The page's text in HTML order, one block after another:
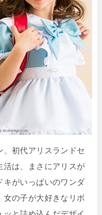
、初代アリスランドセ
は、まさにアリスが
キがいっぱいのワンダ
女の子が大好きなリボ